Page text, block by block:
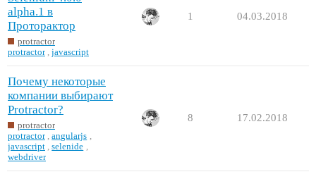
alpha.1 в
Проторактор
protractor
protractor ,javascript
1 04.03.2018
Почему некоторые
компании выбирают
Protractor?
protractor
protractor ,angularjs
javascript ,selenide
webdriver
8 17.02.2018